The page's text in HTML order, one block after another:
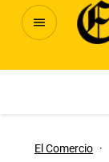
El Comercio ·